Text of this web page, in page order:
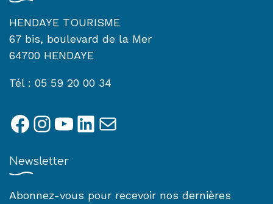
HENDAYE TOURISME
67 bis, boulevard de la Mer
64700 HENDAYE
Tél : 05 59 20 00 34
Facebook
Instagram
YouTube
LinkedIn
E-mail
Newsletter
Abonnez-vous pour recevoir nos dernières